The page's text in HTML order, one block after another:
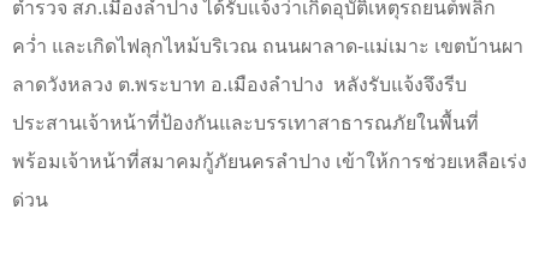
ตำรวจ สภ.เมืองลำปาง ได้รับแจ้งว่าเกิดอุบัติเหตุรถยนต์พลิก
คว่ำ และเกิดไฟลุกไหม้บริเวณ ถนนผาลาด-แม่เมาะ เขตบ้านผา
ลาดวังหลวง ต.พระบาท อ.เมืองลำปาง หลังรับแจ้งจึงรีบ
ประสานเจ้าหน้าที่ป้องกันและบรรเทาสาธารณภัยในพื้นที่
พร้อมเจ้าหน้าที่สมาคมกู้ภัยนครลำปาง เข้าให้การช่วยเหลือเร่ง
ด่วน